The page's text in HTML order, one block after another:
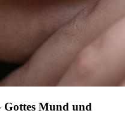
Gottes Mund und